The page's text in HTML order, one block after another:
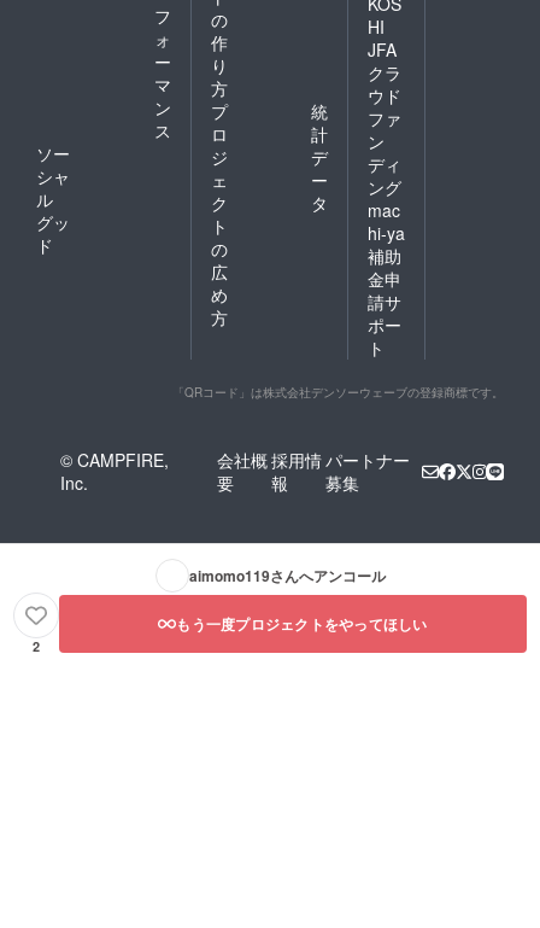
フ
ォ
ー
マ
ン
ス
ソー
シャ
ル
グッ
ド
の
作
り
方
プ
ロ
ジ
ェ
ク
ト
の
広
め
方
統
計
デ
ー
タ
HI
JFA
クラ
ウド
ファ
ン
ディ
ング
mac
hi-ya
補助
金申
請サ
ポー
ト
「QRコード」は株式会社デンソーウェーブの登録商標です。
© CAMPFIRE,
Inc.
会社概
要
採用情
報
パートナー
募集
aimomo119さんへアンコール
2
もう一度プロジェクトをやってほしい